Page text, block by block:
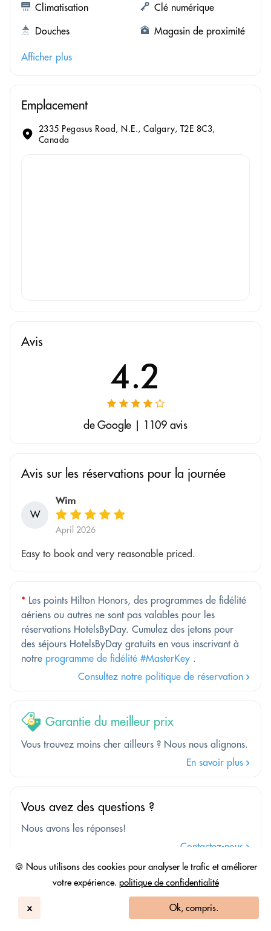
🍪 Nous utilisons des cookies pour analyser le trafic et améliorer
votre expérience. politique de confidentialité
x Ok, compris.
Climatisation
Clé numérique
Douches
Magasin de proximité
Afficher plus
Emplacement
2335 Pegasus Road, N.E., Calgary, T2E 8C3,
Canada
Avis
4.2
de Google | 1109 avis
Avis sur les réservations pour la journée
W
Wim
April 2026
Easy to book and very reasonable priced.
* Les points Hilton Honors, des programmes de fidélité
aériens ou autres ne sont pas valables pour les
réservations HotelsByDay. Cumulez des jetons pour
des séjours HotelsByDay gratuits en vous inscrivant à
notre programme de fidélité #MasterKey .
Consultez notre politique de réservation
Garantie du meilleur prix
Vous trouvez moins cher ailleurs ? Nous nous alignons.
En savoir plus
Vous avez des questions ?
Nous avons les réponses!
Contactez-nous
Posez n'importe quelle
Recherche